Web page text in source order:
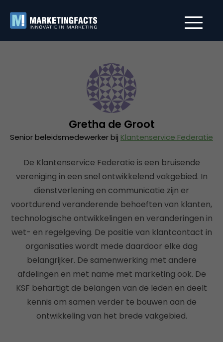
Gretha de Groot
Senior beleidsmedewerker bij Klantenservice Federatie
De Klantenservice Federatie is een bruisende
vereniging in een snel ontwikkelend vakgebied. In
dienstverlening en communicatie zijn er
voortdurend veranderende behoeften van klanten,
technologische ontwikkelingen en veranderingen in
wet- en regelgeving. De positie van klantcontact in
organisaties wordt mede daardoor elke dag
belangrijker. De samenwerking met andere
afdelingen en met name met marketing ook. De
KSF behartigt de belangen van de leden en deelt
kennis om samen verder te bouwen aan de
ontwikkeling van het brede vakgebied.